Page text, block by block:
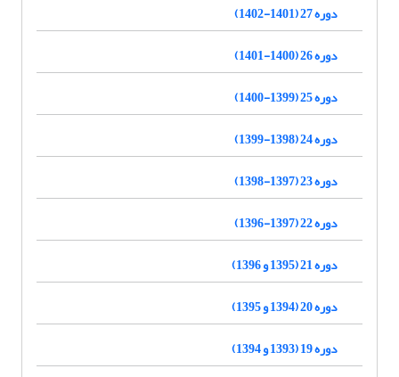
دوره 27 (1401-1402)
دوره 26 (1400-1401)
دوره 25 (1399-1400)
دوره 24 (1398-1399)
دوره 23 (1397-1398)
دوره 22 (1397-1396)
دوره 21 (1395 و 1396)
دوره 20 (1394 و 1395)
دوره 19 (1393 و 1394)